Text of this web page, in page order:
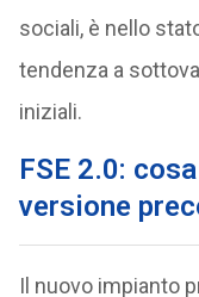
sociali, è nello
tendenza a
iniziali.
FSE 2.0:
versione
Il nuovo impianto